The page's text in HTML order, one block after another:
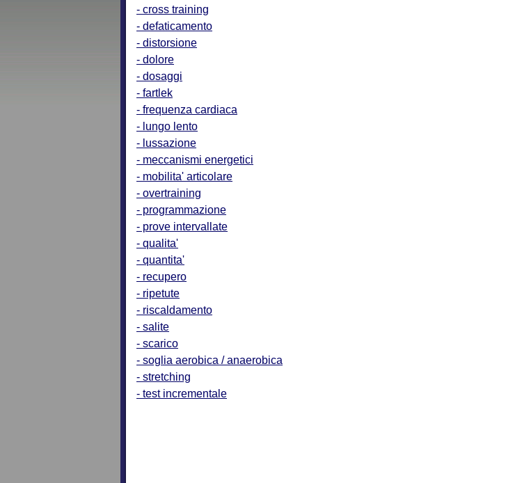
- cross training
- defaticamento
- distorsione
- dolore
- dosaggi
- fartlek
- frequenza cardiaca
- lungo lento
- lussazione
- meccanismi energetici
- mobilita' articolare
- overtraining
- programmazione
- prove intervallate
- qualita'
- quantita'
- recupero
- ripetute
- riscaldamento
- salite
- scarico
- soglia aerobica / anaerobica
- stretching
- test incrementale